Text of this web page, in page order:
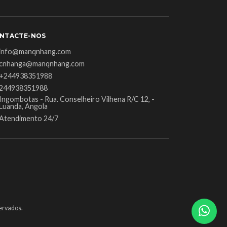
NOS
+244938351988
Ingombotas - Rua. Conselheiro Vilhena R/C 12, -
Angola
24/7